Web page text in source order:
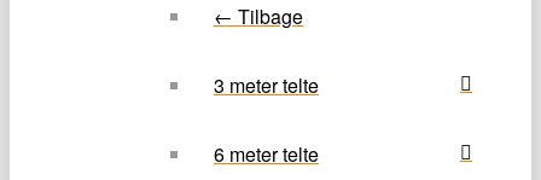
← Tilbage
3 meter telte
6 meter telte